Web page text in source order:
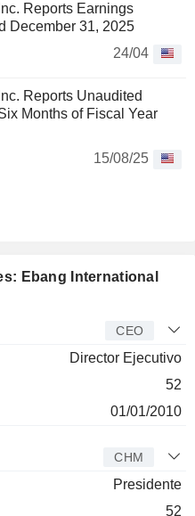
Reports Earnings
December 31, 2025
24/04
Reports Unaudited
Months of Fiscal Year
15/08/25
Ebang International
CEO
Director Ejecutivo
52
01/01/2010
CHM
Presidente
52